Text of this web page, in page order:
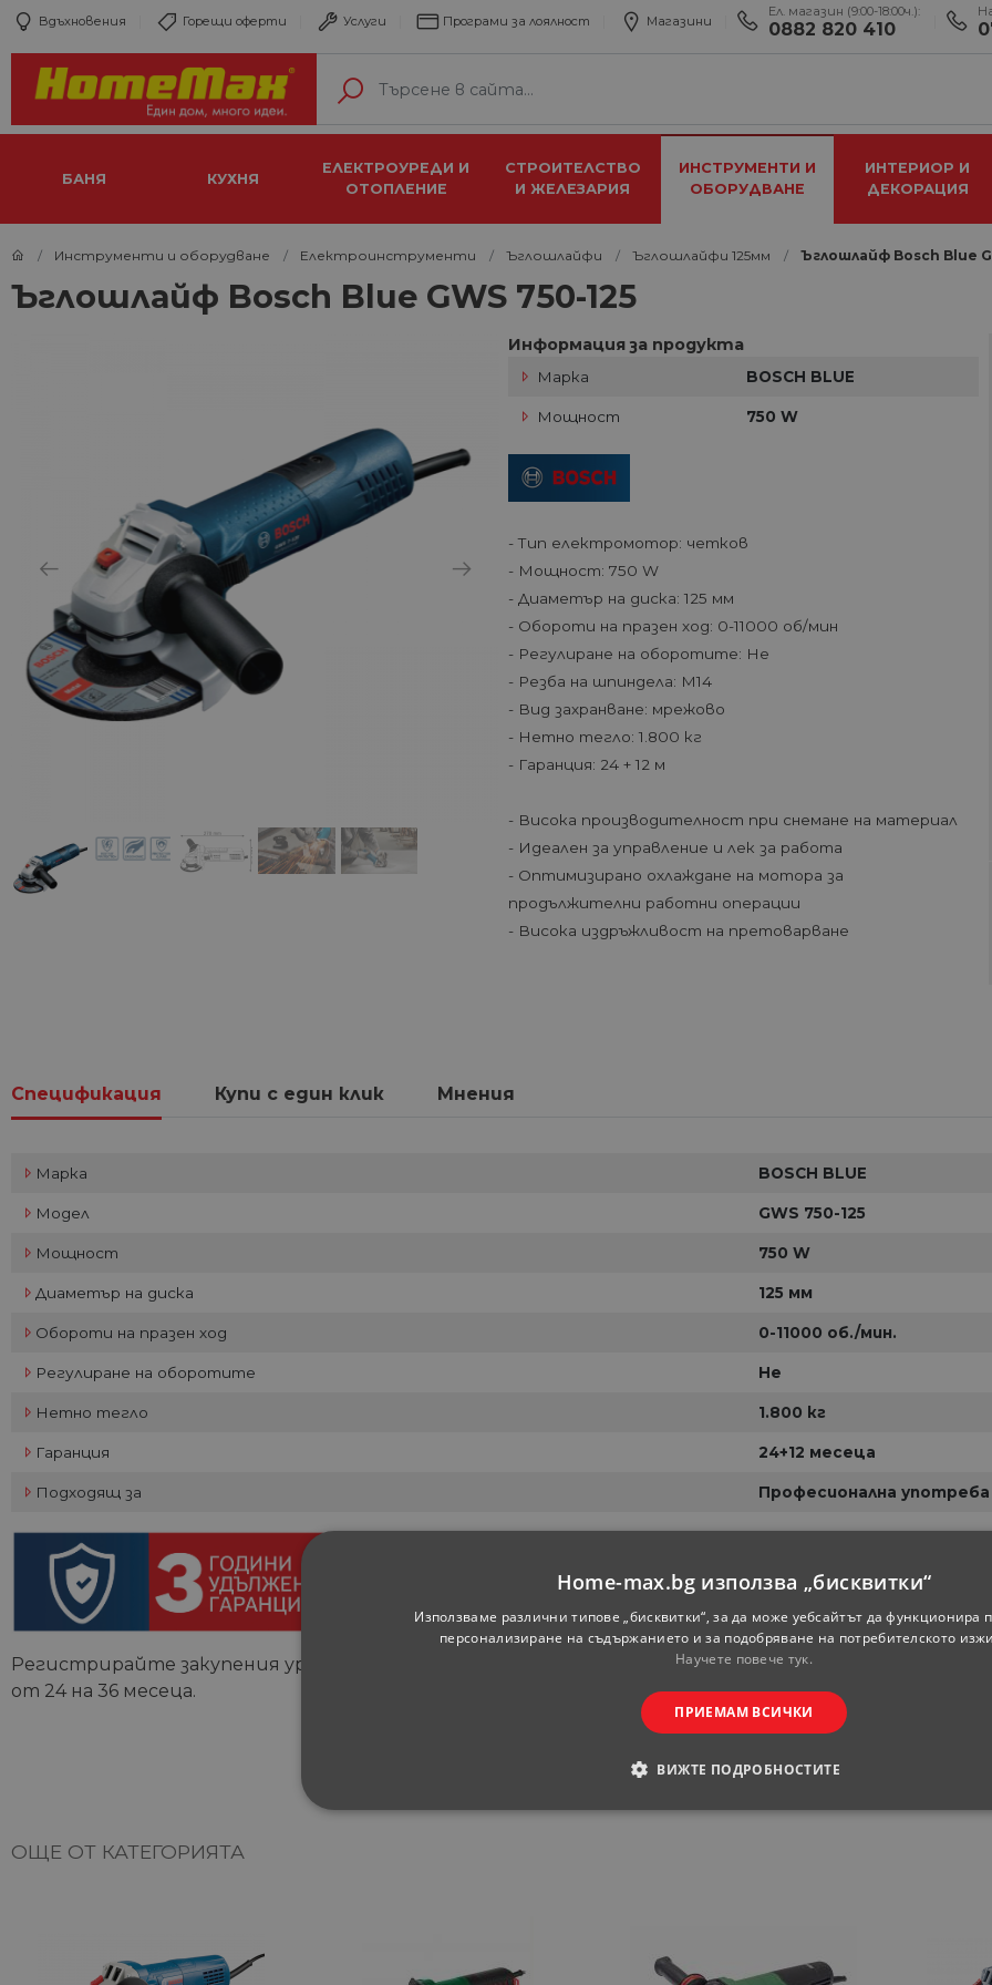
Вдъхновения Горещи оферти Услуги Програми за лоялност Магазини
Ел. магазин (9:00-18:00ч.):
0882 820 410
БАНЯ КУХНЯ
ЕЛЕКТРОУРЕДИ И
ОТОПЛЕНИЕ
СТРОИТЕЛСТВО
И ЖЕЛЕЗАРИЯ
ИНСТРУМЕНТИ И
ОБОРУДВАНЕ
ИНТЕРИОР И
ДЕКОРАЦИЯ
Инструменти и оборудване Електроинструменти Ъглошлайфи Ъглошлайфи 125мм Ъглошлайф Bosch Blue
Ъглошлайф Bosch Blue GWS 750-125
Информация за продукта
Марка BOSCH BLUE
Мощност 750 W
- Тип електромотор: четков
- Мощност: 750 W
- Диаметър на диска: 125 мм
- Обороти на празен ход: 0-11000 об/мин
- Регулиране на оборотите: Не
- Резба на шпиндела: М14
- Вид захранване: мрежово
- Нетно тегло: 1.800 кг
- Гаранция: 24 + 12 м
- Висока производителност при снемане на материал
- Идеален за управление и лек за работа
- Оптимизирано охлаждане на мотора за
продължителни работни операции
- Висока издръжливост на претоварване
Спецификация Купи с един клик Мнения
Марка BOSCH BLUE
Модел GWS 750-125
Мощност 750 W
Диаметър на диска 125 мм
Обороти на празен ход 0-11000 об./мин.
Регулиране на оборотите Не
Нетно тегло 1.800 кг
Гаранция 24+12 месеца
Подходящ за Професионална употреба
Регистрирайте закупения уред на
до 4 седмици след покупката, за
от 24 на 36 месеца.
ОЩЕ ОТ КАТЕГОРИЯТА
Home-max.bg използва „бисквитки“
Използваме различни типове „бисквитки“, за да може уебсайтът да функционира
персонализиране на съдържанието и за подобряване на потребителското
Научете повече тук.
ПРИЕМАМ ВСИЧКИ
ВИЖТЕ ПОДРОБНОСТИТЕ
СТРОГО НЕОБХОДИМИ СТАТИСТИЧЕСКИ МАРКЕТИНГOВИ
Строго необходими Статистически Маркетингoви Функционални